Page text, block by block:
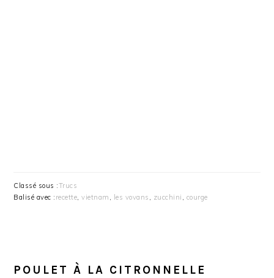
Classé sous :Trucs
Balisé avec : recette,vietnam , les vovans , zucchini , courge
POULET À LA CITRONNELLE